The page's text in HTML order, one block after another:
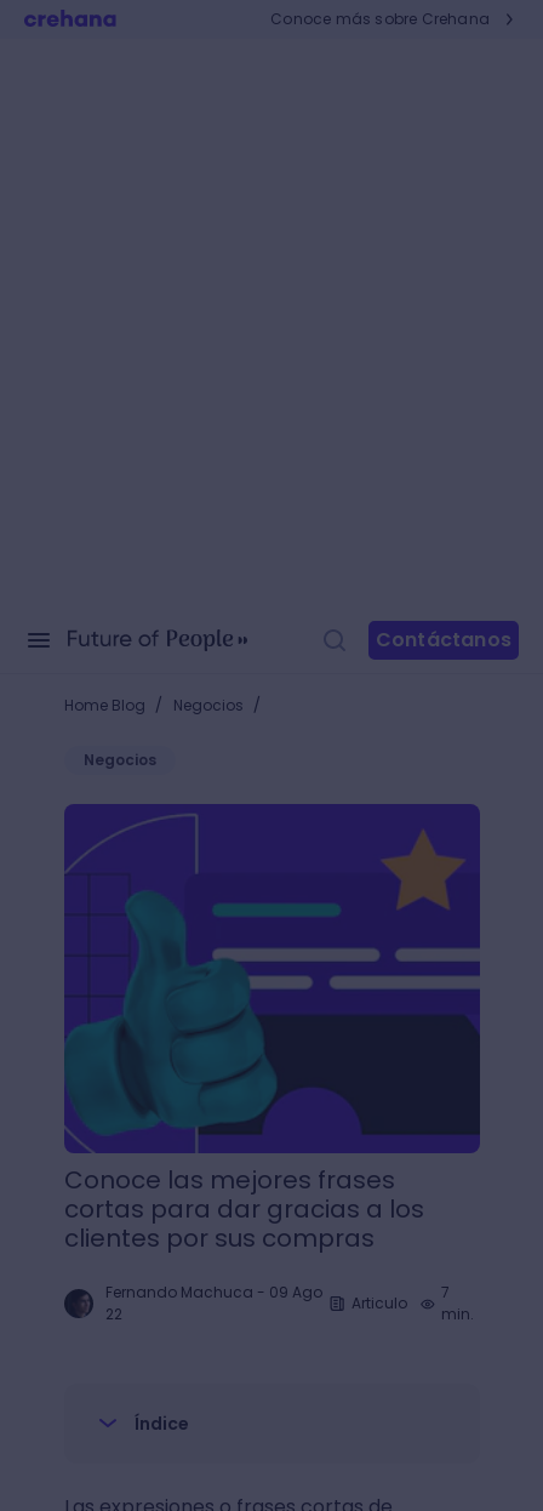
Conoce más sobre Crehana
Contáctanos
Home Blog / Negocios /
Negocios
Conoce las mejores frases cortas para dar gracias
Conoce las mejores frases
cortas para dar gracias a los
clientes por sus compras
Fernando Machuca - 09 Ago
22
Articulo
7
min.
Índice